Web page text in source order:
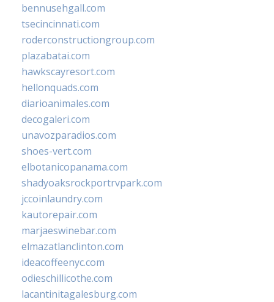
bennusehgall.com
tsecincinnati.com
roderconstructiongroup.com
plazabatai.com
hawkscayresort.com
hellonquads.com
diarioanimales.com
decogaleri.com
unavozparadios.com
shoes-vert.com
elbotanicopanama.com
shadyoaksrockportrvpark.com
jccoinlaundry.com
kautorepair.com
marjaeswinebar.com
elmazatlanclinton.com
ideacoffeenyc.com
odieschillicothe.com
lacantinitagalesburg.com